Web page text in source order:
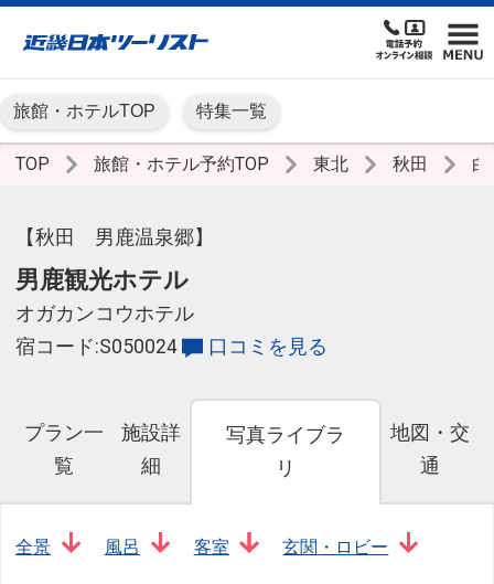
旅館・ホテルTOP 特集一覧
TOP 旅館・ホテル予約TOP 東北 秋田
【秋田 男鹿温泉郷】
男鹿観光ホテル
オガカンコウホテル
宿コード:S050024
口コミを見る
プラン一
覧
施設詳
細
写真ライブラ
リ
地図・交
通
全景 風呂 客室 玄関・ロビー